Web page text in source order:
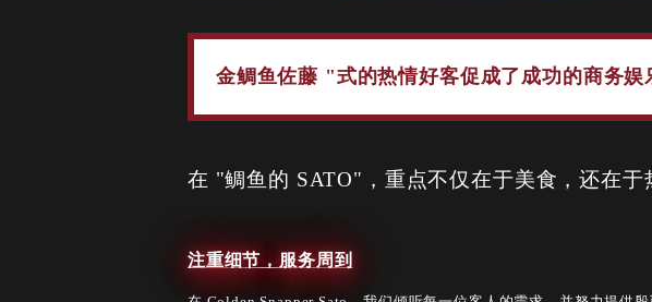
金鲷鱼佐藤 "式的热情好客促成了成功的商务娱
在 "鲷鱼的 SATO"，重点不仅在于美食，还在于
注重细节，服务周到